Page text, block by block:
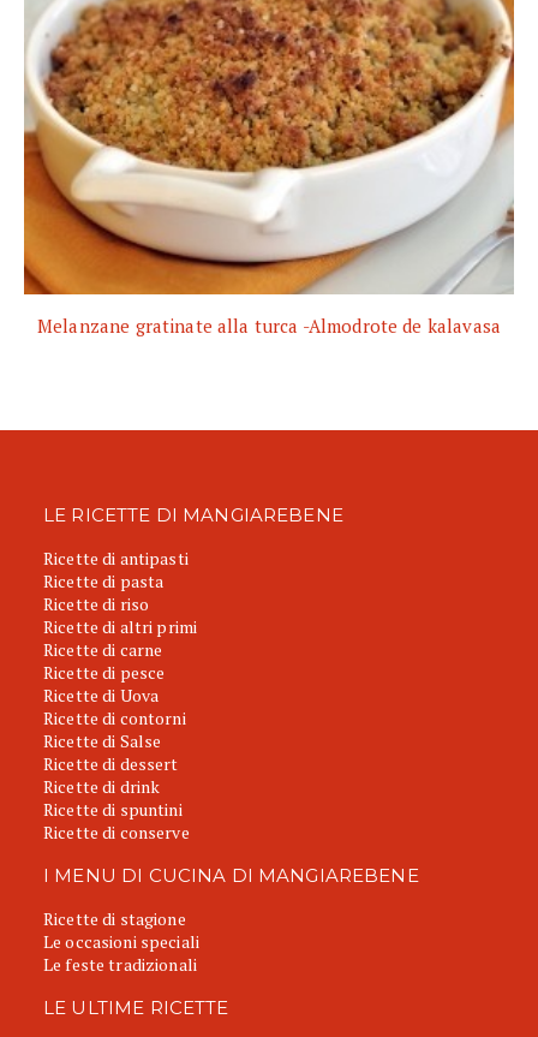
Melanzane gratinate alla turca -Almodrote de kalavasa
LE RICETTE DI MANGIAREBENE
Ricette di antipasti
Ricette di pasta
Ricette di riso
Ricette di altri primi
Ricette di carne
Ricette di pesce
Ricette di Uova
Ricette di contorni
Ricette di Salse
Ricette di dessert
Ricette di drink
Ricette di spuntini
Ricette di conserve
I MENU DI CUCINA DI MANGIAREBENE
Ricette di stagione
Le occasioni speciali
Le feste tradizionali
LE ULTIME RICETTE